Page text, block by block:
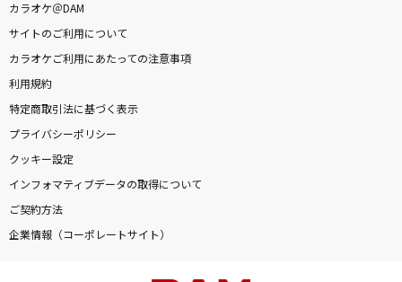
カラオケ＠DAM
サイトのご利用について
カラオケご利用にあたっての注意事項
利用規約
特定商取引法に基づく表示
プライバシーポリシー
クッキー設定
インフォマティブデータの取得について
ご契約方法
企業情報（コーポレートサイト）